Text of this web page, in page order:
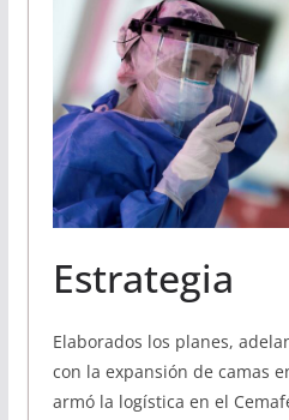
Estrategia
Elaborados los planes,
con la expansión de camas
armó la logística en el